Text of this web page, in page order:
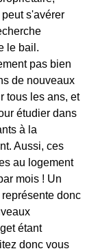
s'avérer
le bail.
pas bien
de nouveaux
tous les ans, et
étudier dans
à la
Aussi, ces
au logement
mois ! Un
donc
étant
donc vous